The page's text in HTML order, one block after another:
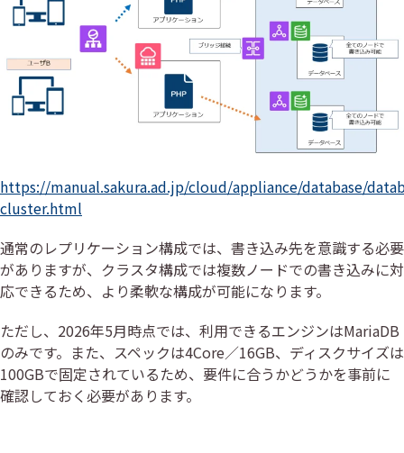
https://manual.sakura.ad.jp/cloud/appliance/database/
cluster.html
通常のレプリケーション構成では、書き込み先を意識する必要
がありますが、クラスタ構成では複数ノードでの書き込みに対
応できるため、より柔軟な構成が可能になります。
ただし、2026年5月時点では、利用できるエンジンはMariaDB
のみです。また、スペックは4Core／16GB、ディスクサイズは
100GBで固定されているため、要件に合うかどうかを事前に
確認しておく必要があります。